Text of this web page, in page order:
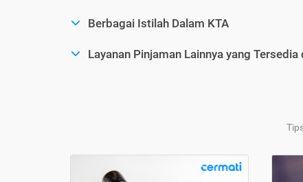
Berbagai Istilah Dalam KTA
Layanan Pinjaman Lainnya yang